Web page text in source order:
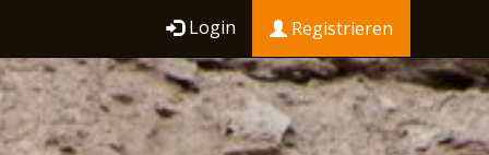
Login Registrieren